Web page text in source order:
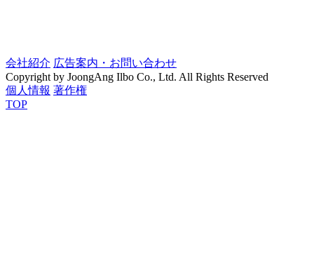
会社紹介 広告案内・お問い合わせ
Copyright by JoongAng Ilbo Co., Ltd. All Rights Reserved
個人情報 著作権
TOP